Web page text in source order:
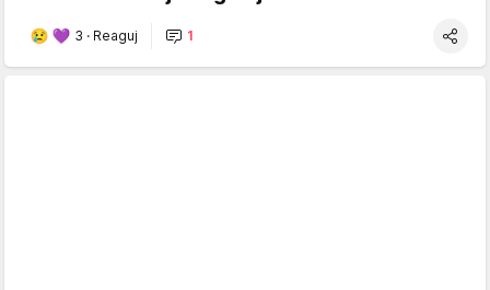
3 · Reaguj 1